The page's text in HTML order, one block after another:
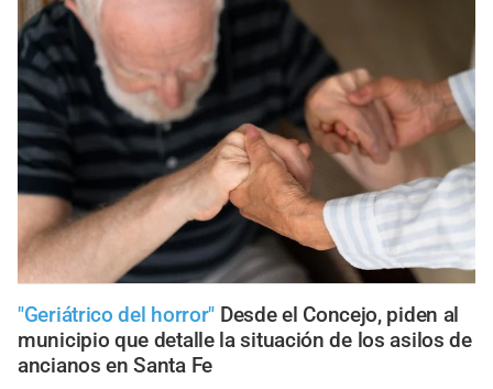
"Geriátrico del horror" Desde el Concejo, piden al
municipio que detalle la situación de los asilos de
ancianos en Santa Fe